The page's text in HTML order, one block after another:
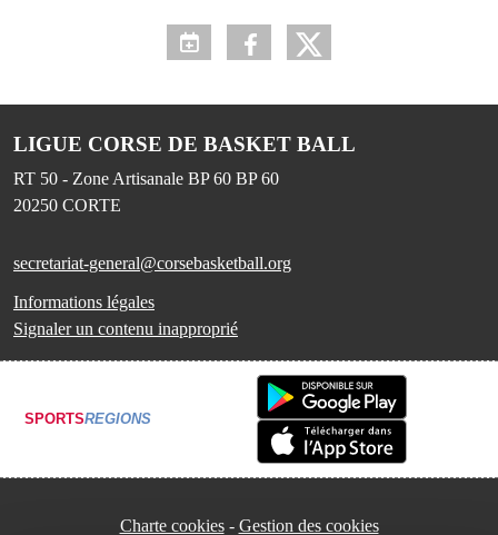
LIGUE CORSE DE BASKET BALL
RT 50 - Zone Artisanale BP 60 BP 60
20250 CORTE
secretariat-general@corsebasketball.org
Informations légales
Signaler un contenu inapproprié
SPORTSREGIONS
Charte cookies Gestion des cookies